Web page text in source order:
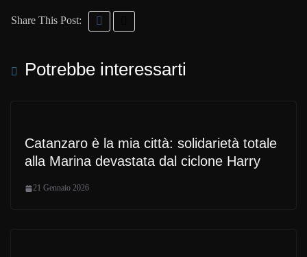
Share This Post:
Potrebbe interessarti
Catanzaro è la mia città: solidarietà totale
alla Marina devastata dal ciclone Harry
21 Gennaio 2026